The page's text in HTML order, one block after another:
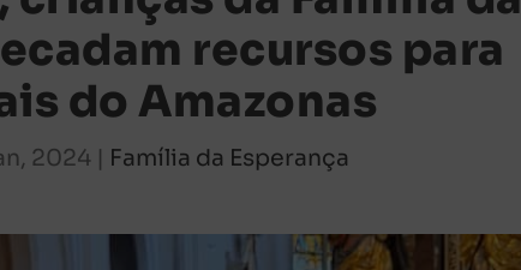
recursos para
do Amazonas
2024 | Família da Esperança